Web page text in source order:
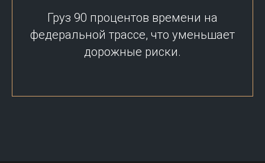
Груз 90 процентов времени на
федеральной трассе, что уменьшает
дорожные риски.